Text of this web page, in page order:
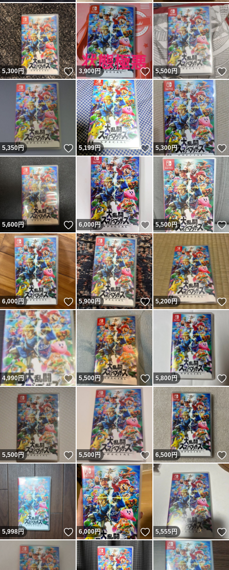
5,300円 いいね！
3,900 円 いいね！
5,500円
5,350円 いいね！
5,199円 いいね！
5,300円
5,600円 いいね！
6,000円 いいね！
5,500円
6,000円 いいね！
5,900円 いいね！
5,200円
4,990円 いいね！
5,500円 いいね！
5,800円
5,500円 いいね！
5,500円 いいね！
6,500円
5,998円 いいね！
6,000円 いいね！
5,555円